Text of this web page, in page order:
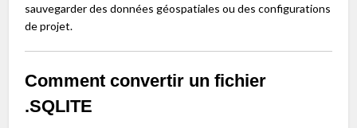
sauvegarder des données géospatiales ou des configurations
de projet.
Comment convertir un fichier
.SQLITE